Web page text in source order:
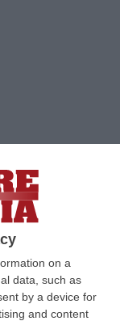
on a
data, such as
by a device for
and content
News
a largo